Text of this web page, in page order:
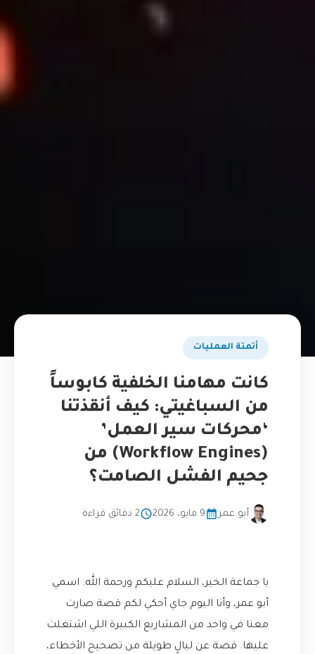
أتمتة العمليات
كانت مهامنا الخلفية كابوساً
من السباغيتي: كيف أنقذتنا
‘محركات سير العمل’
(Workflow Engines) من
جحيم الفشل الصامت؟
أبو عمر 9 مايو، 2026 2 دقائق قراءة
يا جماعة الخير، السلام عليكم ورحمة الله. اسمي
أبو عمر، وأنا اليوم جاي أحكي لكم قصة صارت
معنا في واحد من المشاريع الكبيرة اللي اشتغلت
عليها. قصة عن ليالٍ طويلة من تصحيح الأخطاء،